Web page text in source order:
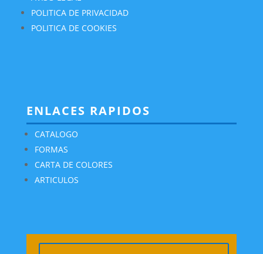
POLITICA DE PRIVACIDAD
POLITICA DE COOKIES
ENLACES RAPIDOS
CATALOGO
FORMAS
CARTA DE COLORES
ARTICULOS